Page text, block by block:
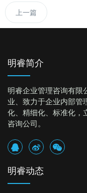
上一篇
明睿简介
明睿企业管理咨询有
业、致力于企业内部管
化、精细化、标准化，
咨询公司。
明睿动态